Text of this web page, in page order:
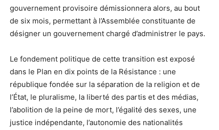
gouvernement provisoire démissionnera alors, au bout
de six mois, permettant à l’Assemblée constituante de
désigner un gouvernement chargé d’administrer le pays.
Le fondement politique de cette transition est exposé
dans le Plan en dix points de la Résistance : une
république fondée sur la séparation de la religion et de
l’État, le pluralisme, la liberté des partis et des médias,
l’abolition de la peine de mort, l’égalité des sexes, une
justice indépendante, l’autonomie des nationalités